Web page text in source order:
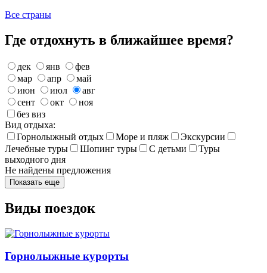
Все страны
Где отдохнуть в ближайшее время?
дек янв
фев
мар
апр
май
июн
июл
авг
сент
окт
ноя
без виз
Вид отдыха:
Горнолыжный отдых
Море и пляж
Экскурсии
Лечебные туры
Шопинг туры С детьми
Туры
выходного дня
Не найдены предложения
Показать еще
Виды поездок
Горнолыжные курорты